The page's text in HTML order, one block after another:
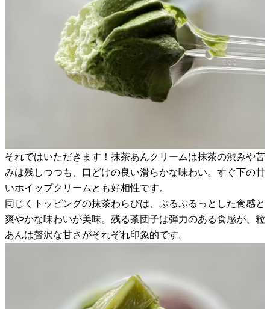
それではいただきます！抹茶あんクリームは抹茶の渋みや苦
みは残しつつも、口どけの良い滑らかな味わい。すぐ下の甘
いホイップクリームとも好相性です。
同じくトッピングの抹茶わらびは、ぷるぷるっとした食感と
爽やかな味わいが美味。残る茶団子は弾力のある食感が、粒
あんは贅沢な甘さがそれぞれ印象的です。